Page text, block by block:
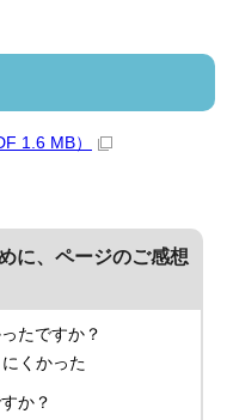
1.6 MB）
に、ページのご感想
たですか？
くかった
か？